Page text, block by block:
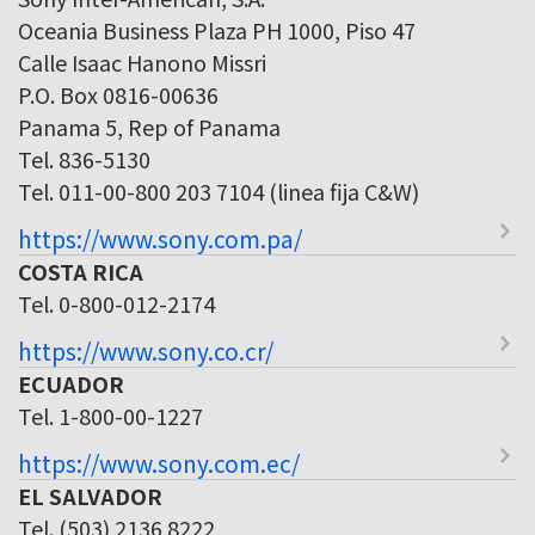
Oceania Business Plaza PH 1000, Piso 47
Calle Isaac Hanono Missri
P.O. Box 0816-00636
Panama 5, Rep of Panama
Tel. 836-5130
Tel. 011-00-800 203 7104 (linea fija C&W)
https://www.sony.com.pa/
COSTA RICA
Tel. 0-800-012-2174
https://www.sony.co.cr/
ECUADOR
Tel. 1-800-00-1227
https://www.sony.com.ec/
EL SALVADOR
Tel. (503) 2136 8222